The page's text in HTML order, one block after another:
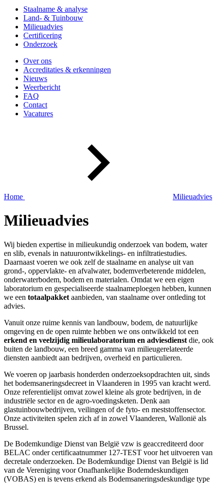
Staalname & analyse
Land- & Tuinbouw
Milieuadvies
Certificering
Onderzoek
Over ons
Accreditaties & erkenningen
Nieuws
Weerbericht
FAQ
Contact
Vacatures
Home Milieuadvies
Milieuadvies
Wij bieden expertise in milieukundig onderzoek van bodem, water
en slib, evenals in natuurontwikkelings- en infiltratiestudies.
Daarnaast voeren we ook zelf de staalname en analyse uit van
grond-, oppervlakte- en afvalwater, bodemverbeterende middelen,
onderwaterbodem, bodem en materialen. Omdat we een eigen
laboratorium en gespecialiseerde staalnameploegen hebben, kunnen
we een totaalpakket aanbieden, van staalname over ontleding tot
advies.
Vanuit onze ruime kennis van landbouw, bodem, de natuurlijke
omgeving en de open ruimte hebben we ons ontwikkeld tot een
erkend en veelzijdig milieulaboratorium en adviesdienst die, ook
buiten de landbouw, een breed gamma van milieugerelateerde
diensten aanbiedt aan bedrijven, overheid en particulieren.
We voeren op jaarbasis honderden onderzoeksopdrachten uit, sinds
het bodemsaneringsdecreet in Vlaanderen in 1995 van kracht werd.
Onze referentielijst omvat zowel kleine als grote bedrijven, in de
industriële sector en de agro-voedingsketen. Denk aan
glastuinbouwbedrijven, veilingen of de fyto- en meststoffensector.
Onze activiteiten spelen zich af in zowel Vlaanderen, Wallonië als
Brussel.
De Bodemkundige Dienst van België vzw is geaccrediteerd door
BELAC onder certificaatnummer 127-TEST voor het uitvoeren van
decretale onderzoeken. De Bodemkundige Dienst van België is lid
van de Vereniging voor Onafhankelijke Bodemdeskundigen
(VOBAS) en is tevens erkend als Bodemsaneringsdeskundige type